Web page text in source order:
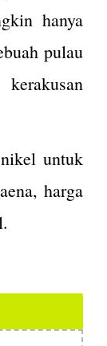
hanya
pulau
untuk
harga